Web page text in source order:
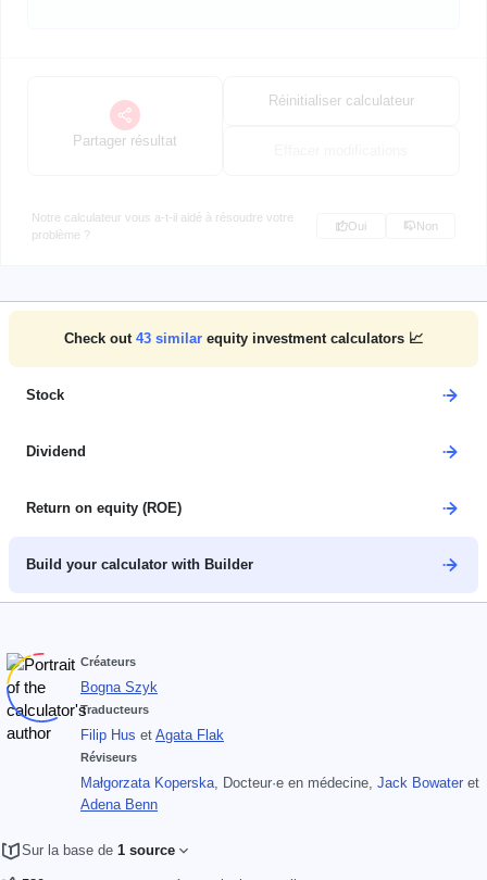
Partager résultat
Réinitialiser calculateur
Notre calculateur vous a-t-il aidé à résoudre votre
problème ?
Oui Non
Check out 43 similar equity investment calculators 📈
Stock
Dividend
Return on equity (ROE)
Build your calculator with Builder
Créateurs
Bogna Szyk
Traducteurs
Filip Hus et Agata Flak
Réviseurs
Małgorzata Koperska, Docteur·e en médecine, Jack Bowater et
Adena Benn
Sur la base de 1 source